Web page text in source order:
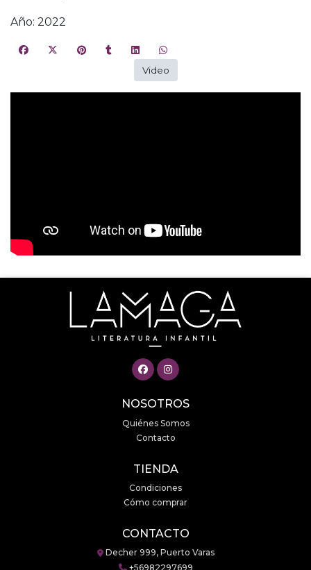
Año: 2022
Video
NOSOTROS
Quiénes Somos
Contacto
TIENDA
Condiciones
Cómo comprar
CONTACTO
Decher 999, Puerto Varas
+56982297699